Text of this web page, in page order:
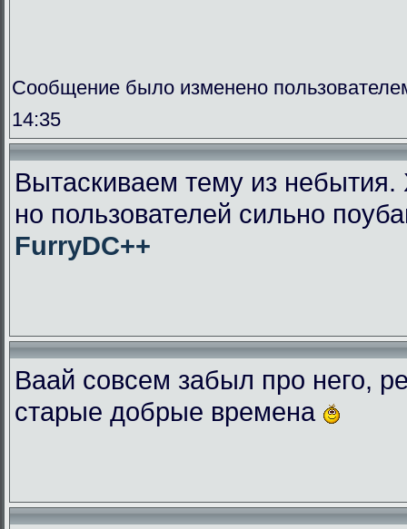
Сообщение было изменено
14:35
Вытаскиваем тему из
но пользователей сильно
FurryDC++
Ваай совсем забыл про него,
старые добрые времена